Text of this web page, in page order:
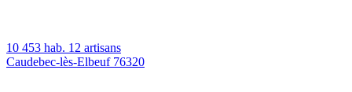
10 453 hab. 12 artisans
Caudebec-lès-Elbeuf 76320